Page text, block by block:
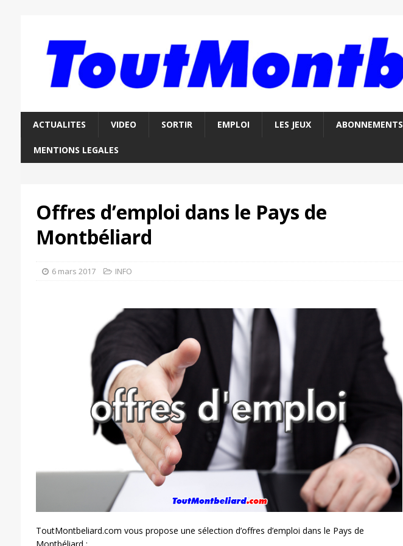
ACTUALITES VIDEO SORTIR EMPLOI LES JEUX ABONNEMENTS
MENTIONS LEGALES
Offres d’emploi dans le Pays de
Montbéliard
6 mars 2017 INFO
ToutMontbeliard.com vous propose une sélection d’offres d’emploi dans le Pays de